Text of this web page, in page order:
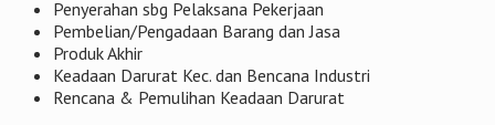
Penyerahan sbg Pelaksana Pekerjaan
Pembelian/Pengadaan Barang dan Jasa
Produk Akhir
Keadaan Darurat Kec. dan Bencana Industri
Rencana & Pemulihan Keadaan Darurat